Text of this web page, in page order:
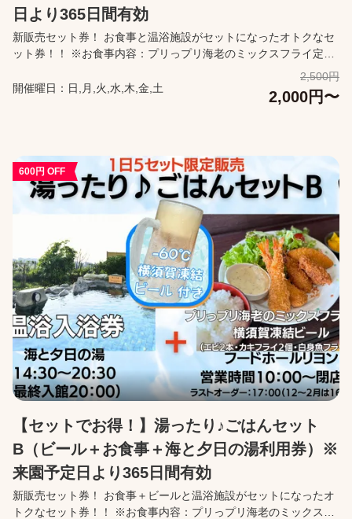
ます。
日より365日間有効
新販売セット券！ お食事と温浴施設がセットになったオトクなセ
ット券！！ ※お食事内容：プリっプリ海老のミックスフライ定食
い温浴施設です。広く開放的な露天風呂では広大な相模湾を一望
することができ、晴れた日には富士山も眺められます。自然の空
た形となり、当日すぐにご利用いただけることを保証する内容で
はございません。 当日の混雑状況によっては、お待ちいただく場
合がございますので、ご了承ください。 【営業時間】 海と夕日の
湯利用時間：14:30～20:30（最終入館20：00） ※25年10月1日よ
り月曜日・火曜日は定休日となります。 ※祝日の場合は営業いた
します。 レストラン利用時間：10：00～閉店まで（ラストオーダ
ー3～11月は17：00、12～2月は16：00まで） ※レストラン名：
Soleil フードホール リヨン 【購入に関して】 カレンダーより来園
予定日を指定して購入ください。 来園予定日当日に利用できなか
った場合でも、来園予定日から365日後までチケットは有効です。
有効期間中に食事メニュー内容が予告なく変更になる場合がござ
います。その際は最新の食事メニュー内容で提供させていただき
ますので予めご了承ください。 チケットの購入をキャンセルした
い場合は、来園予定日の当日14:30まで無料でキャンセルが可能で
す。 キャンセルは、購入後に届くメールの「マイページ」から行
ってください。
開催曜日：日,月,火,水,木,金,土
2,500円
2,000円〜
600円 OFF
【セットでお得！】湯ったり♪ごはんセット
B（ビール＋お食事＋海と夕日の湯利用券）※
来園予定日より365日間有効
新販売セット券！ お食事＋ビールと温浴施設がセットになったオ
トクなセット券！！ ※お食事内容：プリっプリ海老のミックスフ